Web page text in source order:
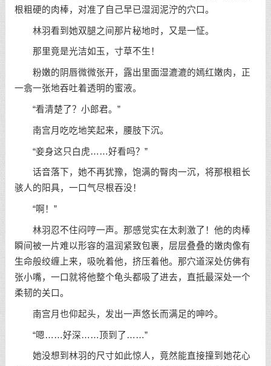
根粗硬的肉棒，对准了自己早已湿润泥泞的穴口。
林羽看到她双腿之间那片秘地时，又是一怔。
那里竟是光洁如玉，寸草不生！
粉嫩的阴唇微微张开，露出里面湿漉漉的嫣红嫩肉，正
一翕一张地吞吐着透明的蜜液。
“看清楚了？小郎君。”
南宫月吃吃地笑起来，腰肢下沉。
“妾身这只白虎……好看吗？”
话音落下，她不再犹豫，饱满的臀肉一沉，将那根粗长
骇人的阳具，一口气尽根吞没！
“啊！”
林羽忍不住闷哼一声。那感觉实在太刺激了！他的肉棒
瞬间被一片难以形容的温润紧致包裹，层层叠叠的嫩肉像有
生命般绞缠上来，吸吮着他，挤压着他。那穴道深处仿佛有
张小嘴，一口就将他整个龟头都吸了进去，直抵最深处一个
柔韧的关口。
南宫月也仰起头，发出一声悠长而满足的呻吟。
“嗯……好深……顶到了……”
她没想到林羽的尺寸如此惊人，竟然能直接撞到她花心